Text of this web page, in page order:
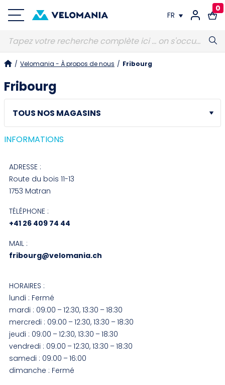
FR
FR
0
/ Velomania - À propos de nous / Fribourg
Fribourg
INFORMATIONS
ADRESSE :
Route du bois 11-13
1753 Matran
TÉLÉPHONE :
+41 26 409 74 44
MAIL :
fribourg@velomania.ch
HORAIRES :
lundi : Fermé
mardi : 09:00 – 12:30, 13:30 – 18:30
mercredi : 09:00 – 12:30, 13:30 – 18:30
jeudi : 09:00 – 12:30, 13:30 – 18:30
vendredi : 09:00 – 12:30, 13:30 – 18:30
samedi : 09:00 – 16:00
dimanche : Fermé